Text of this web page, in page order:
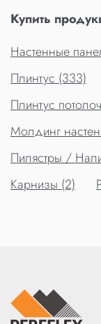
Купить
Настенные
Плинтус (333)
Плинтус
Молдинг
Пилястры /
Карнизы (2)